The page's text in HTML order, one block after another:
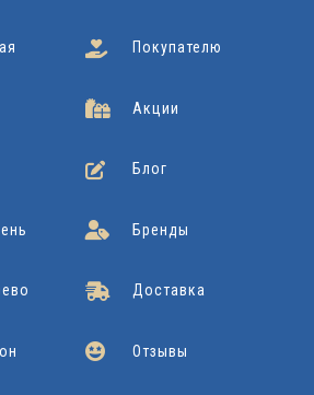
Покупателю
Акции
Блог
Бренды
Доставка
Отзывы